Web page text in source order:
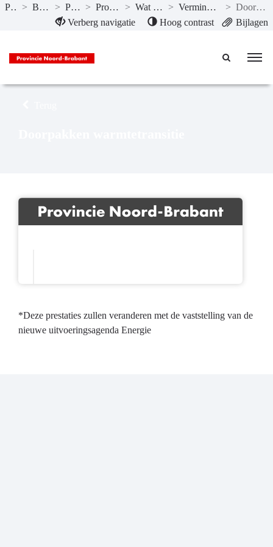
Naar hoofdinhoud
Publicaties > Begroting 2025 > Programma’s > Programma 6 Energie > Wat willen we bereiken? > Verminderen emissies broeikasgassen >
Doorpakken warmtetransitie
Verberg navigatie
Hoog contrast Bijlagen
*Deze prestaties zullen veranderen met de vaststelling van de
nieuwe uitvoeringsagenda Energie